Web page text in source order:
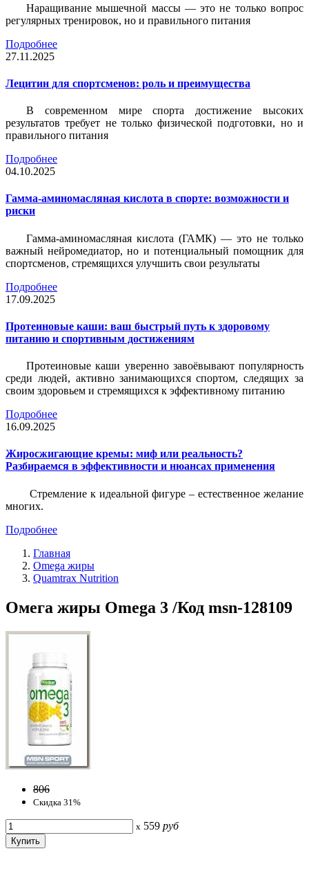
Наращивание мышечной массы — это не только вопрос
регулярных тренировок, но и правильного питания
Подробнее
27.11.2025
Лецитин для спортсменов: роль и преимущества
В современном мире спорта достижение высоких
результатов требует не только физической подготовки, но и
правильного питания
Подробнее
04.10.2025
Гамма-аминомасляная кислота в спорте: возможности и
риски
Гамма-аминомасляная кислота (ГАМК) — это не только
важный нейромедиатор, но и потенциальный помощник для
спортсменов, стремящихся улучшить свои результаты
Подробнее
17.09.2025
Протеиновые каши: ваш быстрый путь к здоровому
питанию и спортивным достижениям
Протеиновые каши уверенно завоёвывают популярность
среди людей, активно занимающихся спортом, следящих за
своим здоровьем и стремящихся к эффективному питанию
Подробнее
16.09.2025
Жиросжигающие кремы: миф или реальность?
Разбираемся в эффективности и нюансах применения
Стремление к идеальной фигуре – естественное желание
многих.
Подробнее
Главная
Omega жиры
Quamtrax Nutrition
Омега жиры Omega 3 /Код msn-128109
806
Скидка 31%
x 559 руб